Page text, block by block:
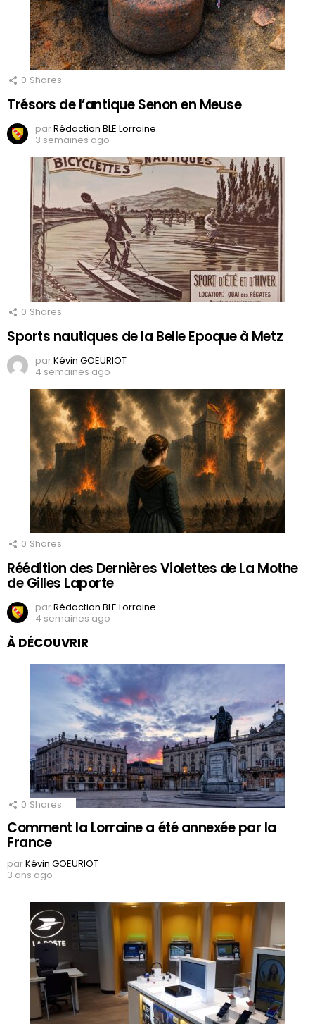
0 Shares
Trésors de l’antique Senon en Meuse
parRédaction BLE Lorraine
3 semaines ago
0 Shares
Sports nautiques de la Belle Epoque à Metz
parKévin GOEURIOT
4 semaines ago
0 Shares
Réédition des Dernières Violettes de La Mothe
de Gilles Laporte
parRédaction BLE Lorraine
4 semaines ago
À DÉCOUVRIR
0 Shares
Comment la Lorraine a été annexée par la
France
parKévin GOEURIOT
3 ans ago